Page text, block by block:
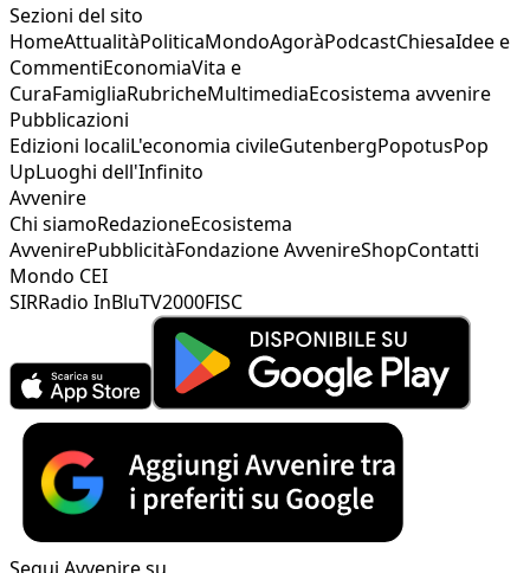
Sezioni del sito
HomeAttualitàPoliticaMondoAgoràPodcastChiesaIdee e
CommentiEconomiaVita e
CuraFamigliaRubricheMultimediaEcosistema avvenire
Pubblicazioni
Edizioni localiL'economia civileGutenbergPopotusPop
UpLuoghi dell'Infinito
Avvenire
Chi siamoRedazioneEcosistema
AvvenirePubblicitàFondazione AvvenireShopContatti
Mondo CEI
SIRRadio InBluTV2000FISC